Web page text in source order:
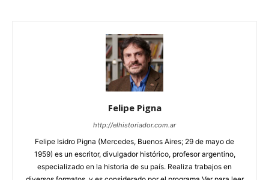
Felipe Pigna
http://elhistoriador.com.ar
Felipe Isidro Pigna (Mercedes, Buenos Aires; 29 de mayo de
1959) es un escritor, divulgador histórico, profesor argentino,
especializado en la historia de su país. Realiza trabajos en